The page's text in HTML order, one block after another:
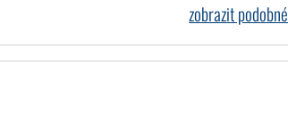
zobrazit podobné